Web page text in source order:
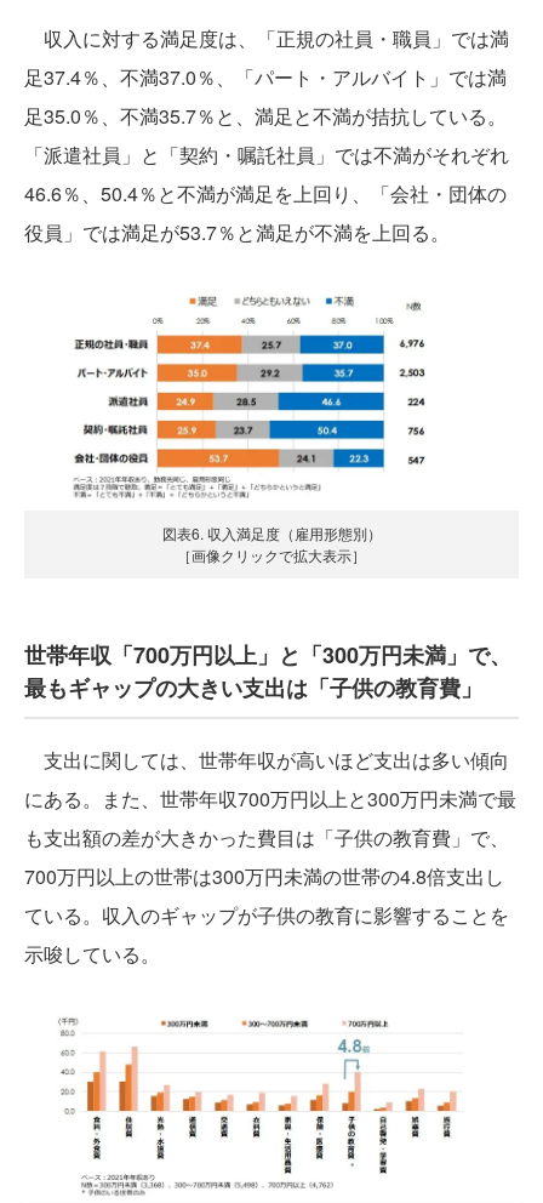
収入に対する満足度は、「正規の社員・職員」では満
足37.4％、不満37.0％、「パート・アルバイト」では満
足35.0％、不満35.7％と、満足と不満が拮抗している。
「派遣社員」と「契約・嘱託社員」では不満がそれぞれ
46.6％、50.4％と不満が満足を上回り、「会社・団体の
役員」では満足が53.7％と満足が不満を上回る。
図表6. 収入満足度（雇用形態別）
［画像クリックで拡大表示］
世帯年収「700万円以上」と「300万円未満」で、
最もギャップの大きい支出は「子供の教育費」
支出に関しては、世帯年収が高いほど支出は多い傾向
にある。また、世帯年収700万円以上と300万円未満で最
も支出額の差が大きかった費目は「子供の教育費」で、
700万円以上の世帯は300万円未満の世帯の4.8倍支出し
ている。収入のギャップが子供の教育に影響することを
示唆している。